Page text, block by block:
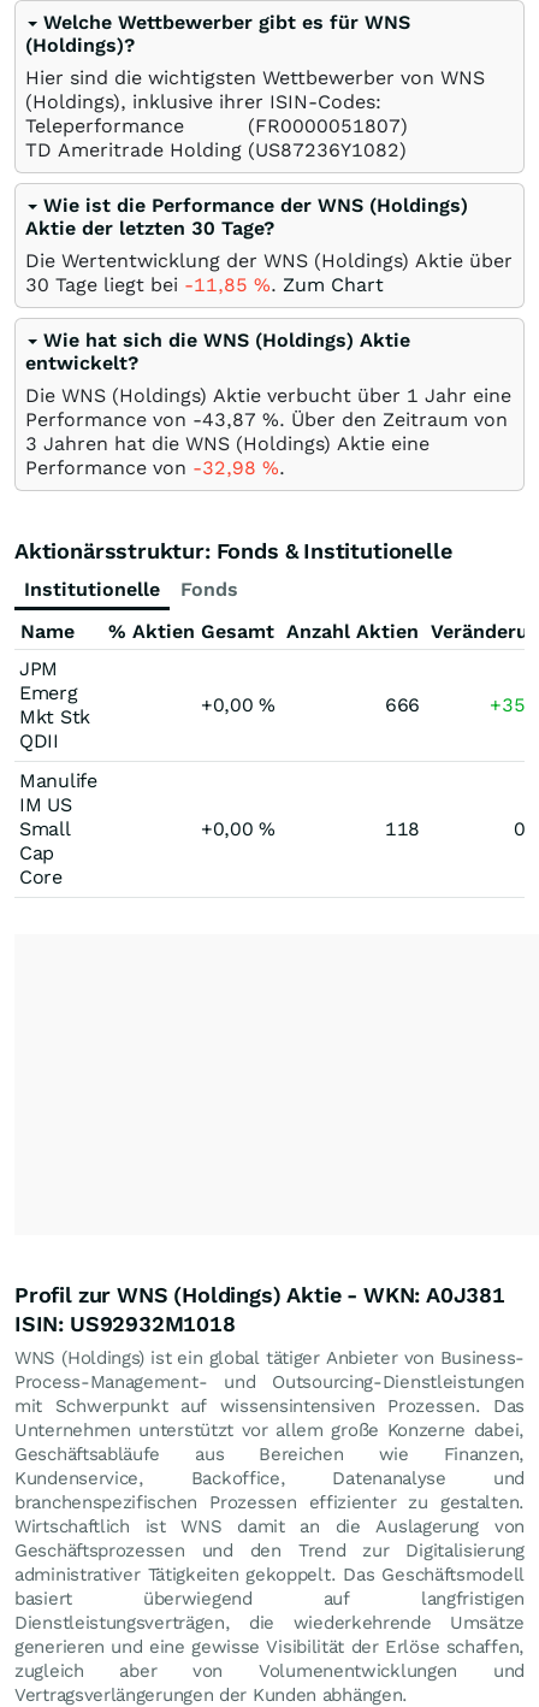
Welche Wettbewerber gibt es für WNS
(Holdings)?
Hier sind die wichtigsten Wettbewerber von WNS
(Holdings), inklusive ihrer ISIN-Codes:
Teleperformance
(FR0000051807)
TD Ameritrade Holding (US87236Y1082)
Wie ist die Performance der WNS (Holdings)
Aktie der letzten 30 Tage?
Die Wertentwicklung der WNS (Holdings) Aktie über
30 Tage liegt bei -11,85 %. Zum Chart
Wie hat sich die WNS (Holdings) Aktie
entwickelt?
Die WNS (Holdings) Aktie verbucht über 1 Jahr eine
Performance von -43,87 %. Über den Zeitraum von
3 Jahren hat die WNS (Holdings) Aktie eine
Performance von -32,98 %.
Aktionärsstruktur: Fonds & Institutionelle
Institutionelle
Fonds
Name
% Aktien Gesamt Anzahl Aktien
JPM
Emerg
Mkt Stk
QDII
+0,00% 666
Manulife
IM US
Small
Cap
Core
+0,00% 118
Profil zur WNS (Holdings) Aktie - WKN: A0J381
ISIN: US92932M1018
WNS (Holdings) ist ein global tätiger Anbieter von Business-
Process-Management- und Outsourcing-Dienstleistungen
mit Schwerpunkt auf wissensintensiven Prozessen. Das
Unternehmen unterstützt vor allem große Konzerne dabei,
Geschäftsabläufe aus Bereichen wie Finanzen,
Kundenservice, Backoffice, Datenanalyse und
branchenspezifischen Prozessen effizienter zu gestalten.
Wirtschaftlich ist WNS damit an die Auslagerung von
Geschäftsprozessen und den Trend zur Digitalisierung
administrativer Tätigkeiten gekoppelt. Das Geschäftsmodell
basiert überwiegend auf langfristigen
Dienstleistungsverträgen, die wiederkehrende Umsätze
generieren und eine gewisse Visibilität der Erlöse schaffen,
zugleich aber von Volumenentwicklungen und
Vertragsverlängerungen der Kunden abhängen.